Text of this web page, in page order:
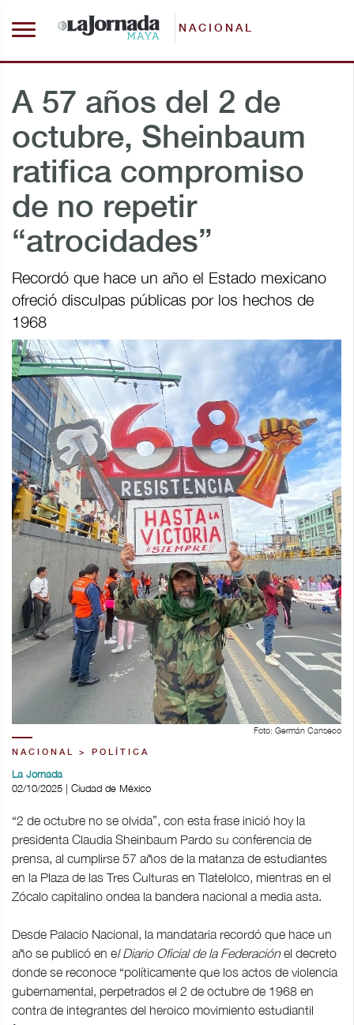
NACIONAL
A 57 años del 2 de
octubre, Sheinbaum
ratifica compromiso
de no repetir
“atrocidades”
Recordó que hace un año el Estado mexicano
ofreció disculpas públicas por los hechos de
1968
Foto: Germán Canseco
NACIONAL > POLÍTICA
La Jornada
02/10/2025 | Ciudad de México
“2 de octubre no se olvida”, con esta frase inició hoy la
presidenta Claudia Sheinbaum Pardo su conferencia de
prensa, al cumplirse 57 años de la matanza de estudiantes
en la Plaza de las Tres Culturas en Tlatelolco, mientras en el
Zócalo capitalino ondea la bandera nacional a media asta.
Desde Palacio Nacional, la mandataria recordó que hace un
año se publicó en el Diario Oficial de la Federaciónel decreto
donde se reconoce “políticamente que los actos de violencia
gubernamental, perpetrados el 2 de octubre de 1968 en
contra de integrantes del heroico movimiento estudiantil